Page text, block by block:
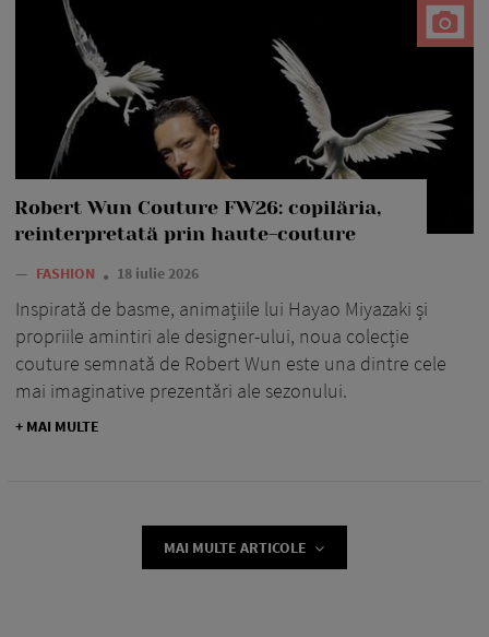
Robert Wun Couture FW26: copilăria,
reinterpretată prin haute-couture
— FASHION 18 iulie 2026
Inspirată de basme, animațiile lui Hayao Miyazaki și
propriile amintiri ale designer-ului, noua colecție
couture semnată de Robert Wun este una dintre cele
mai imaginative prezentări ale sezonului.
+ MAI MULTE
MAI MULTE ARTICOLE